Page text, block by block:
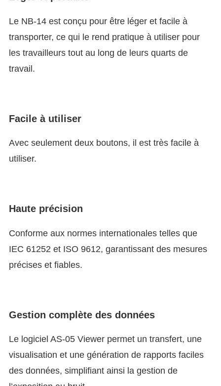
Le NB-14 est conçu pour être léger et facile à
transporter, ce qui le rend pratique à utiliser pour
les travailleurs tout au long de leurs quarts de
travail.
Facile à utiliser
Avec seulement deux boutons, il est très facile à
utiliser.
Haute précision
Conforme aux normes internationales telles que
IEC 61252 et ISO 9612, garantissant des mesures
précises et fiables.
Gestion complète des données
Le logiciel AS-05 Viewer permet un transfert, une
visualisation et une génération de rapports faciles
des données, simplifiant ainsi la gestion de